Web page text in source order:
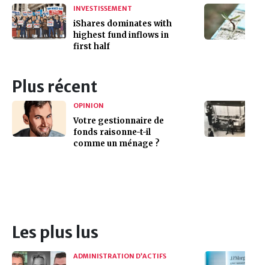
INVESTISSEMENT
iShares dominates with
highest fund inflows in
first half
Plus récent
OPINION
Votre gestionnaire de
fonds raisonne-t-il
comme un ménage ?
Les plus lus
ADMINISTRATION D’ACTIFS